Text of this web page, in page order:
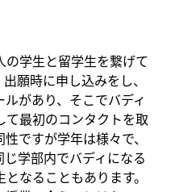
学生と留学生を繋げて
願時に申し込みをし、
があり、そこでバディ
最初のコンタクトを取
ですが学年は様々で、
学部内でバディになる
なることもあります。